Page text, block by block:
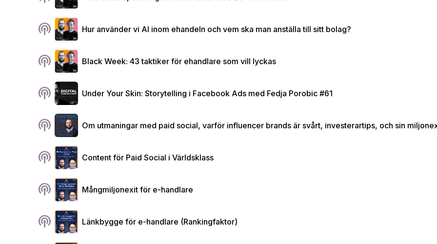
podcasts Hur använder vi AI inom ehandeln och vem ska man anställa till sitt bolag?
podcasts Black Week: 43 taktiker för ehandlare som vill lyckas
podcasts Under Your Skin: Storytelling i Facebook Ads med Fedja Porobic #61
podcasts Om utmaningar med paid social, varför influencer brands är svårt, investerartips, och sin
podcasts Content för Paid Social i Världsklass
podcasts Mångmiljonexit för e-handlare
podcasts Länkbygge för e-handlare (Rankingfaktor)